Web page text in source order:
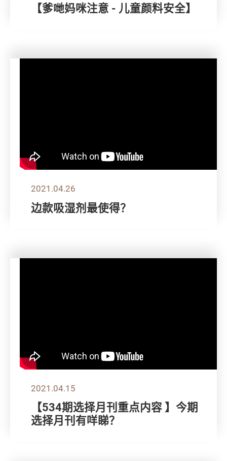
【爹哋妈咪注意 - 儿童颜料安全】
2021.04.26
边款吸湿剂最使得？
2021.04.15
【534期选择月刊重点内容 】今期
选择月刊有咩睇？